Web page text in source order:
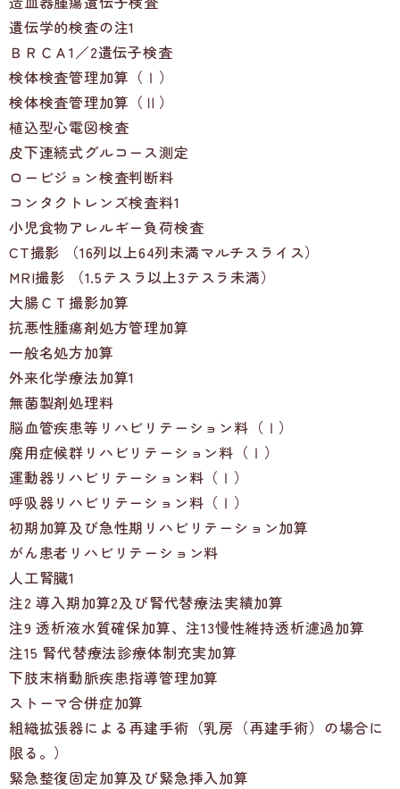
遺伝学的検査の注1
ＢＲＣＡ1／2遺伝子検査
検体検査管理加算（Ⅰ）
検体検査管理加算（Ⅱ）
植込型心電図検査
皮下連続式グルコース測定
ロービジョン検査判断料
コンタクトレンズ検査料1
小児食物アレルギー負荷検査
CT撮影 （16列以上64列未満マルチスライス）
MRI撮影 （1.5テスラ以上3テスラ未満）
大腸ＣＴ撮影加算
抗悪性腫瘍剤処方管理加算
一般名処方加算
外来化学療法加算1
無菌製剤処理料
脳血管疾患等リハビリテーション料（Ⅰ）
廃用症候群リハビリテーション料（Ⅰ）
運動器リハビリテーション料（Ⅰ）
呼吸器リハビリテーション料（Ⅰ）
初期加算及び急性期リハビリテーション加算
がん患者リハビリテーション料
人工腎臓1
注2 導入期加算2及び腎代替療法実績加算
注9 透析液水質確保加算、注13慢性維持透析濾過加算
注15 腎代替療法診療体制充実加算
下肢末梢動脈疾患指導管理加算
ストーマ合併症加算
組織拡張器による再建手術（乳房（再建手術）の場合に
限る。）
緊急整復固定加算及び緊急挿入加算